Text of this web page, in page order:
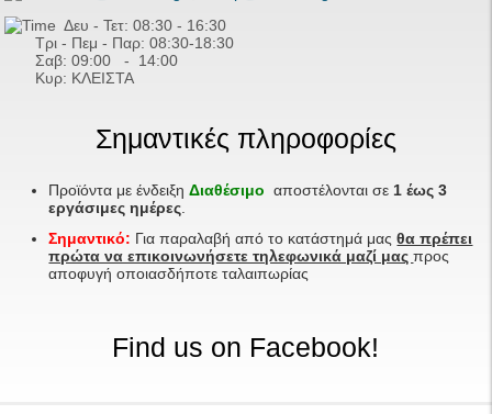
Δευ - Τετ: 08:30 - 16:30
Τρι - Πεμ - Παρ: 08:30-18:30
Σαβ:09:00 - 14:00
Κυρ: ΚΛΕΙΣΤΑ
Σημαντικές πληροφορίες
Προϊόντα με ένδειξηΔιαθέσιμο αποστέλονται σε 1 έως 3
εργάσιμες ημέρες
Σημαντικό: Για παραλαβή από το κατάστημά μαςθα πρέπει
πρώτα να επικοινωνήσετε τηλεφωνικά μαζί μαςπρος
αποφυγή οποιασδήποτε ταλαιπωρίας
Find us on Facebook!